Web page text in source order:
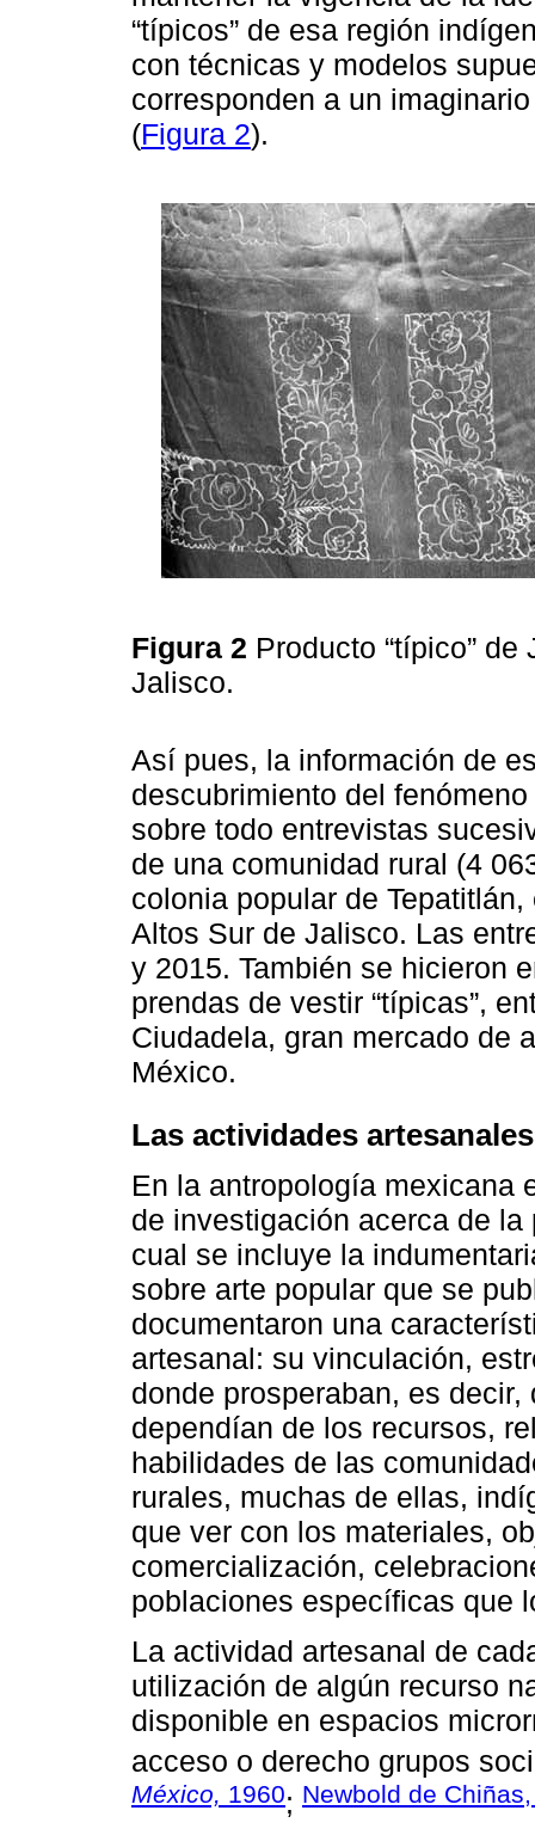
“típicos” de esa región
con técnicas y modelos
corresponden a un
(Figura 2).
Figura 2 Producto “típico”
Jalisco.
Así pues, la información de
descubrimiento del
sobre todo entrevistas
de una comunidad rural (4
colonia popular de
Altos Sur de Jalisco. Las
y 2015. También se hicieron
prendas de vestir “típicas”,
Ciudadela, gran mercado de
México.
Las actividades
En la antropología mexicana
de investigación acerca de
cual se incluye la
sobre arte popular que se
documentaron una
artesanal: su vinculación,
donde prosperaban, es
dependían de los recursos,
habilidades de las
rurales, muchas de ellas,
que ver con los materiales,
comercialización,
poblaciones específicas que
La actividad artesanal de
utilización de algún recurso
disponible en espacios
acceso o derecho grupos
México, 1960; Newbold de